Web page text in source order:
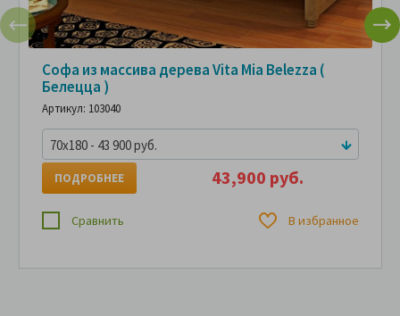
Софа из массива дерева Vita Mia Belezza (
Белецца )
Артикул: 103040
70x180 - 43 900 руб.
43,900 руб.
ПОДРОБНЕЕ
Сравнить В избранное